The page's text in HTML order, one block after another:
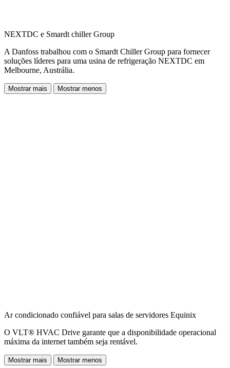
NEXTDC e Smardt chiller Group
A Danfoss trabalhou com o Smardt Chiller Group para fornecer
soluções líderes para uma usina de refrigeração NEXTDC em
Melbourne, Austrália.
Mostrar mais Mostrar menos
Ar condicionado confiável para salas de servidores Equinix
O VLT® HVAC Drive garante que a disponibilidade operacional
máxima da internet também seja rentável.
Mostrar mais Mostrar menos